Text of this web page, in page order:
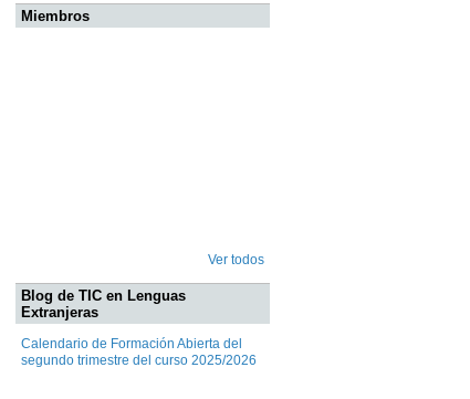
Miembros
Ver todos
Blog de TIC en Lenguas
Extranjeras
Calendario de Formación Abierta del
segundo trimestre del curso 2025/2026